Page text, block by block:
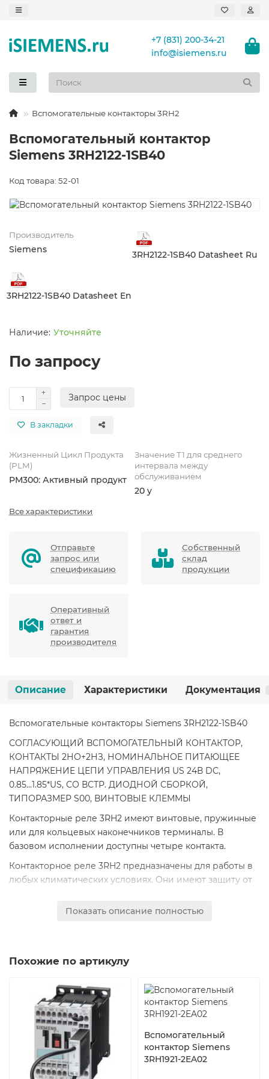
+7 (831) 200-34-21
info@isiemens.ru
Вспомогательные контакторы 3RH2
Вспомогательный контактор
Siemens 3RH2122-1SB40
Код товара: 52-01
Производитель
Siemens 3RH2122-1SB40 Datasheet Ru
3RH2122-1SB40 Datasheet En
Уточняйте
По запросу
Запрос цены
В закладки
Жизненный Цикл Продукта
(PLM)
PM300: Активный продукт
Значение Т1 для среднего
интервала между
обслуживанием
20 y
Все характеристики
Отправьте
запрос или
спецификацию
Собственный
склад
продукции
Оперативный
ответ и
гарантия
производителя
Описание Характеристики Документация
Вспомогательные контакторы Siemens 3RH2122-1SB40
СОГЛАСУЮЩИЙ ВСПОМОГАТЕЛЬНЫЙ КОНТАКТОР,
КОНТАКТЫ 2НО+2НЗ, НОМИНАЛЬНОЕ ПИТАЮЩЕЕ
НАПРЯЖЕНИЕ ЦЕПИ УПРАВЛЕНИЯ US 24В DC,
0.85...1.85*US, СО ВСТР. ДИОДНОЙ СБОРКОЙ,
ТИПОРАЗМЕР S00, ВИНТОВЫЕ КЛЕММЫ
Контакторные реле 3RH2 имеют винтовые, пружинные
или для кольцевых наконечников терминалы. В
базовом исполнении доступны четыре контакта.
Контакторное реле 3RH2 предназначены для работы в
любых климатических условиях. Они имеют защиту от
согласно EN 50274. Устройства, имеющие терминалы
Надежность контактов
Высокая стабильность работы контактов при низких
напряжениях и токах позволяет использовать их в
электронных цепях с токами >= 1 мА при напряжении 17
Гашение перенапряжений
RC элементы, варисторы, диоды или диодные сборки
Показать описание полностью
Похожие по артикулу
Вспомогательный
контактор Siemens
3RH1921-2EA02